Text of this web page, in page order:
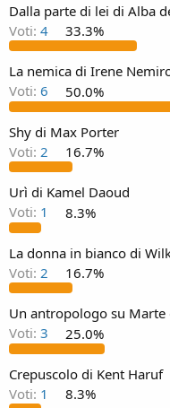
u
s
s
o
n
e
Dalla parte di lei di Alba
Voti: 4 33.3%
La nemica di Irene
Voti: 6 50.0%
Shy di Max Porter
Voti: 2 16.7%
Urì di Kamel Daoud
Voti: 1 8.3%
La donna in bianco di
Voti: 2 16.7%
Un antropologo su Marte
Voti: 3 25.0%
Crepuscolo di Kent Haruf
Voti: 1 8.3%